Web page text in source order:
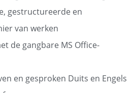
gestructureerde en
van werken
de gangbare MS Office-
en gesproken Duits en Engels